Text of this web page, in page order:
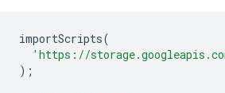
importScripts(
'https://
);